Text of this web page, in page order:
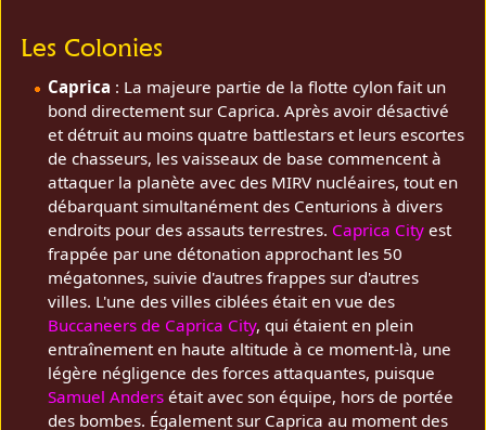
Les Colonies
Caprica : La majeure partie de la flotte cylon fait un
bond directement sur Caprica. Après avoir désactivé
et détruit au moins quatre battlestars et leurs escortes
de chasseurs, les vaisseaux de base commencent à
attaquer la planète avec des MIRV nucléaires, tout en
débarquant simultanément des Centurions à divers
endroits pour des assauts terrestres. Caprica Cityest
frappée par une détonation approchant les 50
mégatonnes, suivie d'autres frappes sur d'autres
villes. L'une des villes ciblées était en vue des
Buccaneers de Caprica City, qui étaient en plein
entraînement en haute altitude à ce moment-là, une
légère négligence des forces attaquantes, puisque
Samuel Andersétait avec son équipe, hors de portée
des bombes. Également sur Caprica au moment des